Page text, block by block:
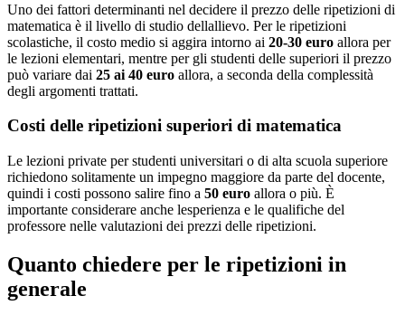
Uno dei fattori determinanti nel decidere il prezzo delle ripetizioni di
matematica è il livello di studio dellallievo. Per le ripetizioni
scolastiche, il costo medio si aggira intorno ai 20-30 euro allora per
le lezioni elementari, mentre per gli studenti delle superiori il prezzo
può variare dai 25 ai 40 euro allora, a seconda della complessità
degli argomenti trattati.
Costi delle ripetizioni superiori di matematica
Le lezioni private per studenti universitari o di alta scuola superiore
richiedono solitamente un impegno maggiore da parte del docente,
quindi i costi possono salire fino a 50 euro allora o più. È
importante considerare anche lesperienza e le qualifiche del
professore nelle valutazioni dei prezzi delle ripetizioni.
Quanto chiedere per le ripetizioni in
generale